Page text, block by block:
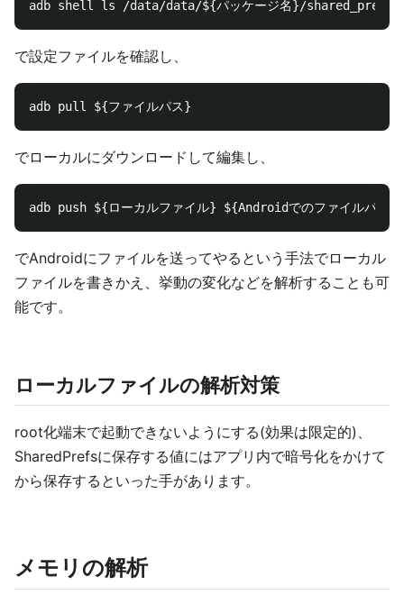
で設定ファイルを確認し、
でローカルにダウンロードして編集し、
でAndroidにファイルを送ってやるという手法でローカル
ファイルを書きかえ、挙動の変化などを解析することも可
能です。
ローカルファイルの解析対策
root化端末で起動できないようにする(効果は限定的)、
SharedPrefsに保存する値にはアプリ内で暗号化をかけて
から保存するといった手があります。
メモリの解析